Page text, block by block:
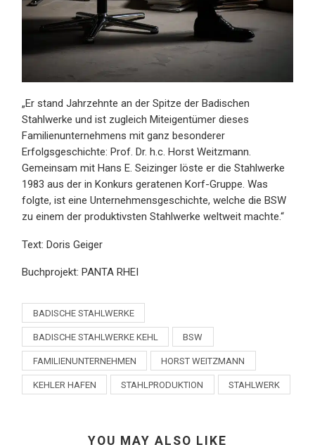
„Er stand Jahrzehnte an der Spitze der Badischen
Stahlwerke und ist zugleich Miteigentümer dieses
Familienunternehmens mit ganz besonderer
Erfolgsgeschichte: Prof. Dr. h.c. Horst Weitzmann.
Gemeinsam mit Hans E. Seizinger löste er die Stahlwerke
1983 aus der in Konkurs geratenen Korf-Gruppe. Was
folgte, ist eine Unternehmensgeschichte, welche die BSW
zu einem der produktivsten Stahlwerke weltweit machte.“
Text: Doris Geiger
Buchprojekt: PANTA RHEI
BADISCHE STAHLWERKE
BADISCHE STAHLWERKE KEHL BSW
FAMILIENUNTERNEHMEN HORST WEITZMANN
KEHLER HAFEN STAHLPRODUKTION STAHLWERK
YOU MAY ALSO LIKE